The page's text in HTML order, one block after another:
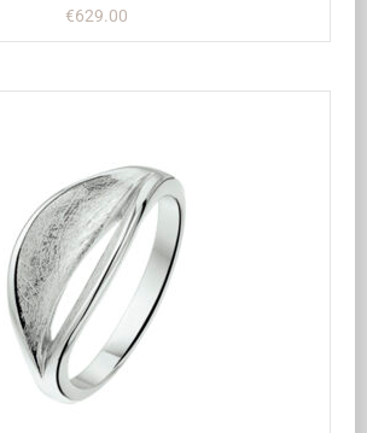
€629.00